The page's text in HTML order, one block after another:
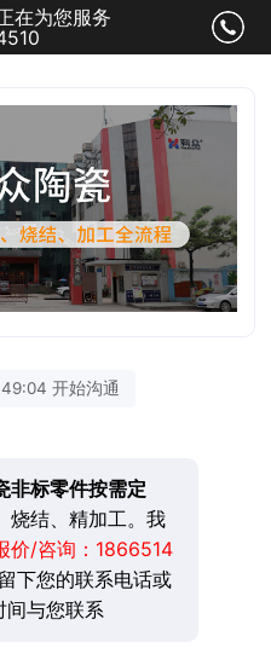
在为您服务
开始沟通
非标零件按需定
烧结、精加工。我
价/咨询： 1866514
下您的联系电话或
间与您联系